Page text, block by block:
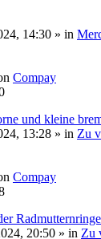
14:30 » in
Compay
und kleine
13:28 » in Zu
Compay
Radmutternringe
20:50 » in Zu